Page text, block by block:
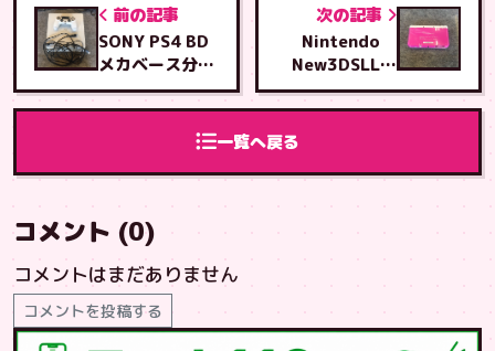
前の記事
SONY PS4 BD
メカベース分解
ローラー調整修
理
一覧へ戻る
次の記事
Nintendo
New3DSLL
上液晶交換修理
コメント (0)
コメントはまだありません
コメントを投稿する